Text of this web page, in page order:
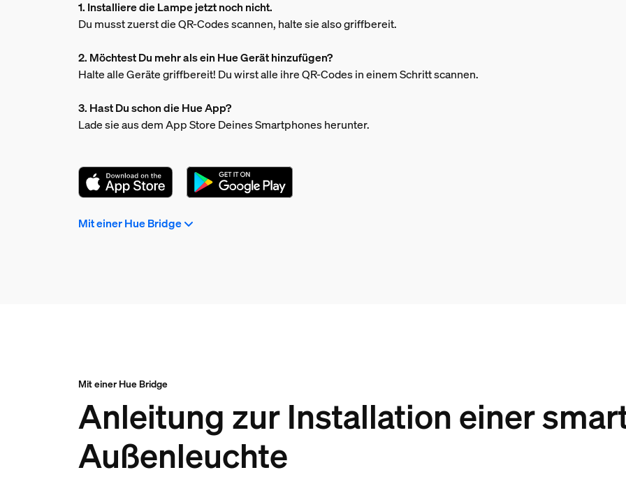
1. Installiere die Lampe jetzt noch nicht.
Du musst zuerst die QR-Codes scannen, halte sie also griffbereit.
2. Möchtest Du mehr als ein Hue Gerät hinzufügen?
Halte alle Geräte griffbereit! Du wirst alle ihre QR-Codes in einem Schritt scannen.
3. Hast Du schon die Hue App?
Lade sie aus dem App Store Deines Smartphones herunter.
Mit einer Hue Bridge
Mit einer Hue Bridge
Anleitung zur Installation einer
Außenleuchte